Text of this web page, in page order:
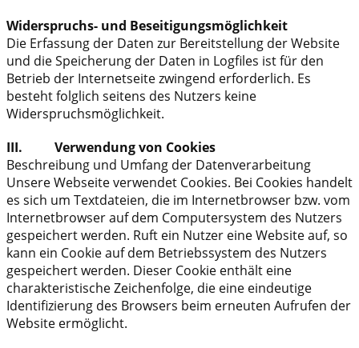
Widerspruchs- und Beseitigungsmöglichkeit
Die Erfassung der Daten zur Bereitstellung der Website
und die Speicherung der Daten in Logfiles ist für den
Betrieb der Internetseite zwingend erforderlich. Es
besteht folglich seitens des Nutzers keine
Widerspruchsmöglichkeit.
III. Verwendung von Cookies
Beschreibung und Umfang der Datenverarbeitung
Unsere Webseite verwendet Cookies. Bei Cookies handelt
es sich um Textdateien, die im Internetbrowser bzw. vom
Internetbrowser auf dem Computersystem des Nutzers
gespeichert werden. Ruft ein Nutzer eine Website auf, so
kann ein Cookie auf dem Betriebssystem des Nutzers
gespeichert werden. Dieser Cookie enthält eine
charakteristische Zeichenfolge, die eine eindeutige
Identifizierung des Browsers beim erneuten Aufrufen der
Website ermöglicht.